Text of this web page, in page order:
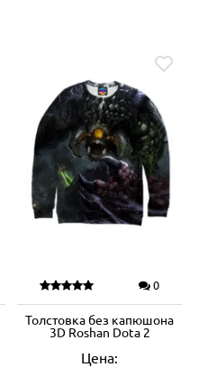
0
Толстовка без капюшона
3D Roshan Dota 2
Цена: